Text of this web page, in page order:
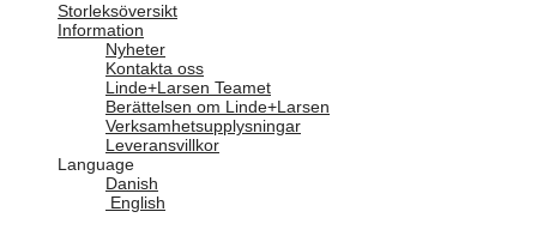
Storleksöversikt
Information
Nyheter
Kontakta oss
Linde+Larsen Teamet
Berättelsen om Linde+Larsen
Verksamhetsupplysningar
Leveransvillkor
Language
Danish
English